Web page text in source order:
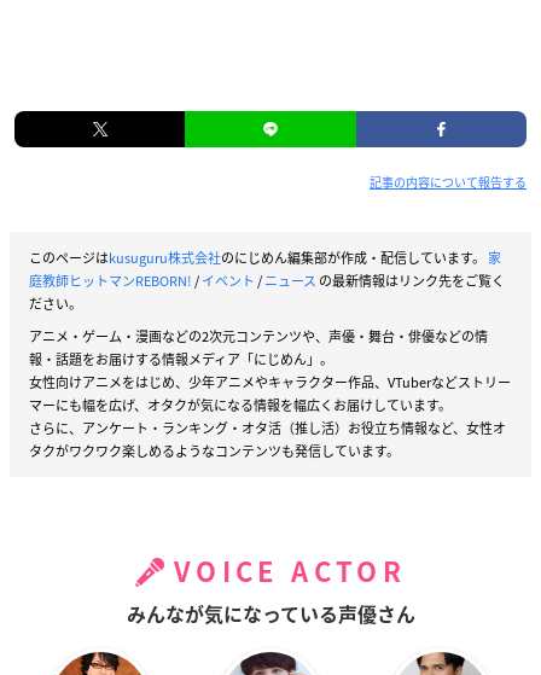
記事の内容について報告する
このページはkusuguru株式会社のにじめん編集部が作成・配信しています。 家
庭教師ヒットマンREBORN!/イベント /ニュース の最新情報はリンク先をご覧く
ださい。
アニメ・ゲーム・漫画などの2次元コンテンツや、声優・舞台・俳優などの情
報・話題をお届けする情報メディア「にじめん」。
女性向けアニメをはじめ、少年アニメやキャラクター作品、VTuberなどストリー
マーにも幅を広げ、オタクが気になる情報を幅広くお届けしています。
さらに、アンケート・ランキング・オタ活（推し活）お役立ち情報など、女性オ
タクがワクワク楽しめるようなコンテンツも発信しています。
VOICE ACTOR
みんなが気になっている声優さん